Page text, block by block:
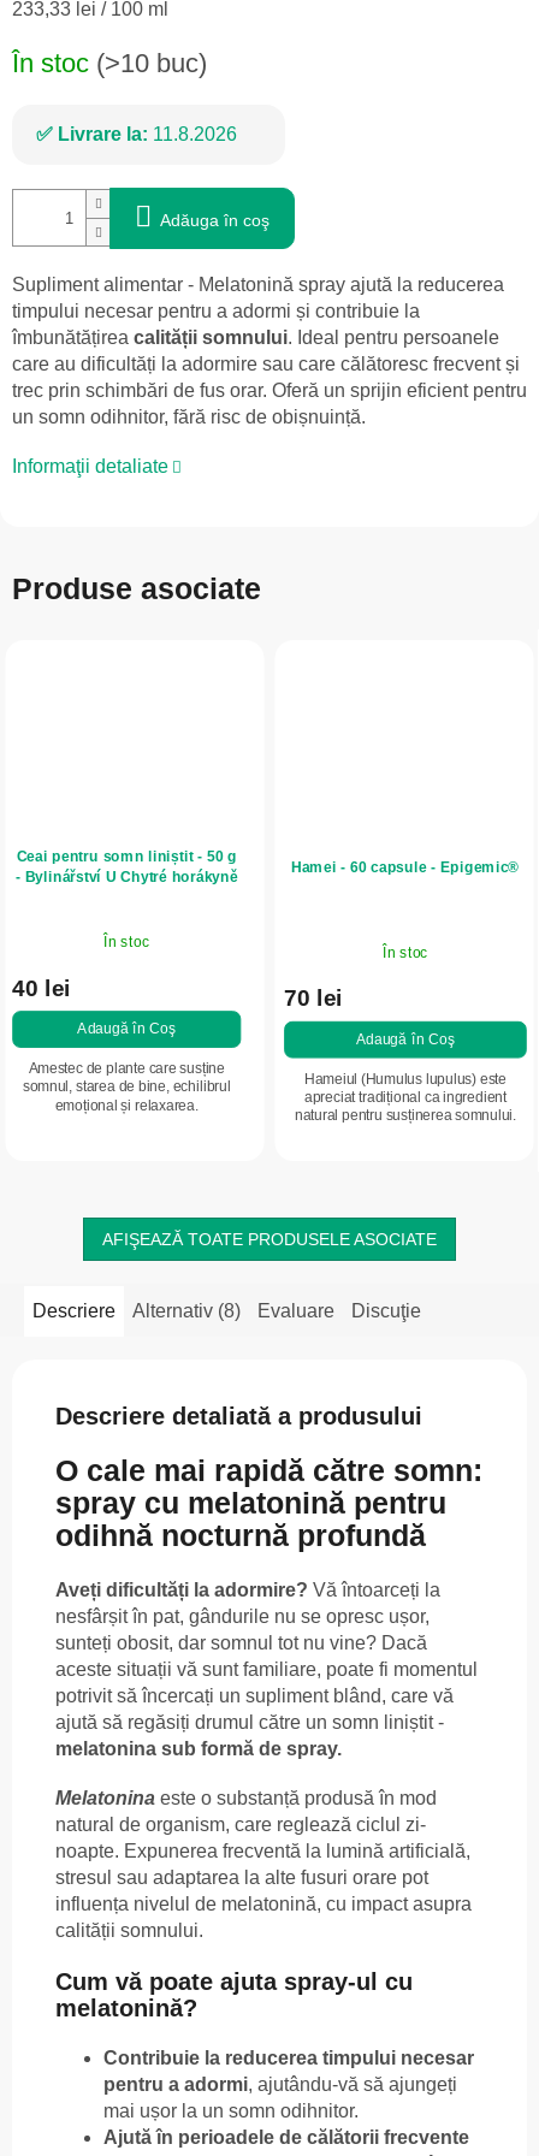
Evaluare
233,33 lei / 100 ml
În stoc (>10 buc)
Livrare la: 11.8.2026
Adăuga în coş
Supliment alimentar - Melatonină spray ajută la reducerea
timpului necesar pentru a adormi și contribuie la
îmbunătățirea calității somnului. Ideal pentru persoanele
care au dificultăți la adormire sau care călătoresc frecvent și
trec prin schimbări de fus orar. Oferă un sprijin eficient pentru
un somn odihnitor, fără risc de obișnuință.
Informaţii detaliate
Produse asociate
Ceai pentru somn liniștit - 50 g
- Bylinářství U Chytré horákyně
În stoc
40 lei
Adaugă în Coş
Amestec de plante care susține
somnul, starea de bine, echilibrul
emoțional și relaxarea.
Hamei - 60 capsule - Epigemic®
În stoc
70 lei
Adaugă în Coş
Hameiul (Humulus lupulus) este
apreciat tradițional ca ingredient
natural pentru susținerea somnului.
AFIŞEAZĂ TOATE PRODUSELE ASOCIATE
Descriere Alternativ (8) Evaluare Discuţie
Descriere detaliată a produsului
O cale mai rapidă către somn:
spray cu melatonină pentru
odihnă nocturnă profundă
Aveți dificultăți la adormire? Vă întoarceți la
nesfârșit în pat, gândurile nu se opresc ușor,
sunteți obosit, dar somnul tot nu vine? Dacă
aceste situații vă sunt familiare, poate fi momentul
potrivit să încercați un supliment blând, care vă
ajută să regăsiți drumul către un somn liniștit -
melatonina sub formă de spray.
Melatonina este o substanță produsă în mod
natural de organism, care reglează ciclul zi-
noapte. Expunerea frecventă la lumină artificială,
stresul sau adaptarea la alte fusuri orare pot
influența nivelul de melatonină, cu impact asupra
calității somnului.
Cum vă poate ajuta spray-ul cu
melatonină?
Contribuie la reducerea timpului necesar
pentru a adormi, ajutându-vă să ajungeți
mai ușor la un somn odihnitor.
Ajută în perioadele de călătorii frecvente